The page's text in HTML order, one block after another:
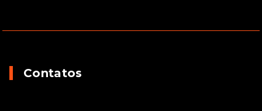
Contatos